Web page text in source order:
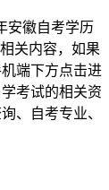
徽自考学历
关内容，如果
端下方点击进
考试的相关资
、自考专业、